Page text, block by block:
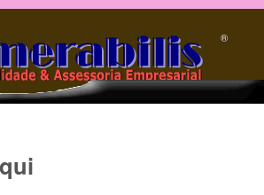
para o conteúdo principal
®️